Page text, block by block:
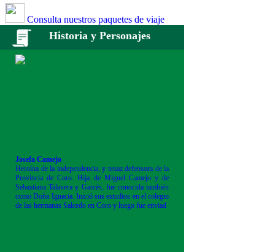
Consulta nuestros paquetes de viaje
Historia y Personajes
Josefa Camejo
Heroína de la independencia, y tenaz defensora de la
Provincia de Coro. Hija de Miguel Camejo y de
Sebastiana Talavera y Garcés, fue conocida también
como Doña Ignacia. Inició sus estudios en el colegio
de las hermanas Salcedo en Coro y luego fue enviad